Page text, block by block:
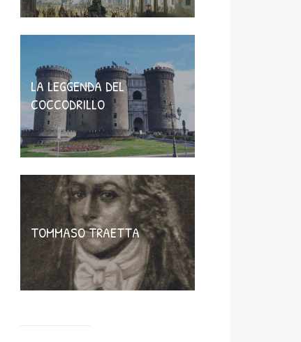
LA LEGGENDA DEL
COCCODRILLO
TOMMASO TRAETTA